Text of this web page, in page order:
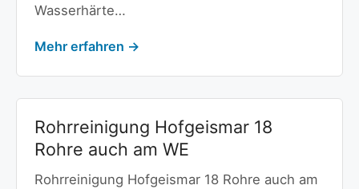
Wasserhärte…
Mehr erfahren →
Rohrreinigung Hofgeismar 18
Rohre auch am WE
Rohrreinigung Hofgeismar 18 Rohre auch am